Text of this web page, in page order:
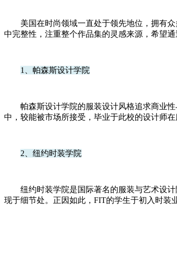
美国在时尚领域一直处于领先地位，拥有众
中完整性，注重整个作品集的灵感来源，希望
1、帕森斯设计学院
帕森斯设计学院的服装设计风格追求商业性
中，较能被市场所接受，毕业于此校的设计师在
2、纽约时装学院
纽约时装学院是国际著名的服装与艺术设计
现于细节处。正因如此，FIT的学生于初入时装